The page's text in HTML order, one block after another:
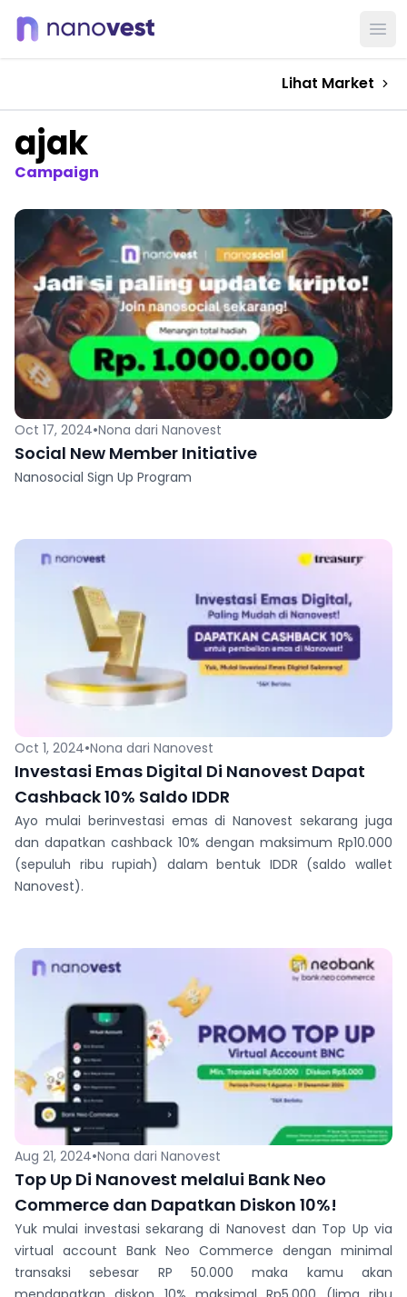
Lihat Market
ajak
Campaign
Oct 17, 2024•Nona dari Nanovest
Social New Member Initiative
Nanosocial Sign Up Program
Oct 1, 2024•Nona dari Nanovest
Investasi Emas Digital Di Nanovest Dapat
Cashback 10% Saldo IDDR
Ayo mulai berinvestasi emas di Nanovest sekarang juga
dan dapatkan cashback 10% dengan maksimum Rp10.000
(sepuluh ribu rupiah) dalam bentuk IDDR (saldo wallet
Nanovest).
Aug 21, 2024•Nona dari Nanovest
Top Up Di Nanovest melalui Bank Neo
Commerce dan Dapatkan Diskon 10%!
Yuk mulai investasi sekarang di Nanovest dan Top Up via
virtual account Bank Neo Commerce dengan minimal
transaksi sebesar RP 50.000 maka kamu akan